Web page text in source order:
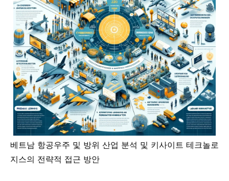
베트남 항공우주 및 방위 산업 분석 및 키사이트 테크놀로
지스의 전략적 접근 방안